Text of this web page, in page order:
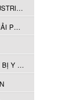
CÔNG TY TNHH GREATSTAR INDUSTRIAL VIỆT NAM
CÔNG TY CỔ PHẦN ỨNG DỤNG GIẢI PHÁP VÀ CÔNG NGHỆ VIỆT NAM
CÔNG TY CỔ PHẦN TRANG THIẾT BỊ Y TẾ CỔNG VÀNG